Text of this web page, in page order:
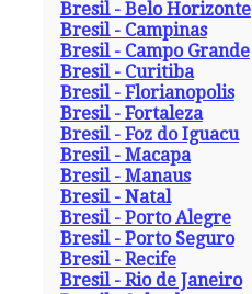
Bresil - Belo Horizonte
Bresil - Campinas
Bresil - Campo Grande
Bresil - Curitiba
Bresil - Florianopolis
Bresil - Fortaleza
Bresil - Foz do Iguacu
Bresil - Macapa
Bresil - Manaus
Bresil - Natal
Bresil - Porto Alegre
Bresil - Porto Seguro
Bresil - Recife
Bresil - Rio de Janeiro